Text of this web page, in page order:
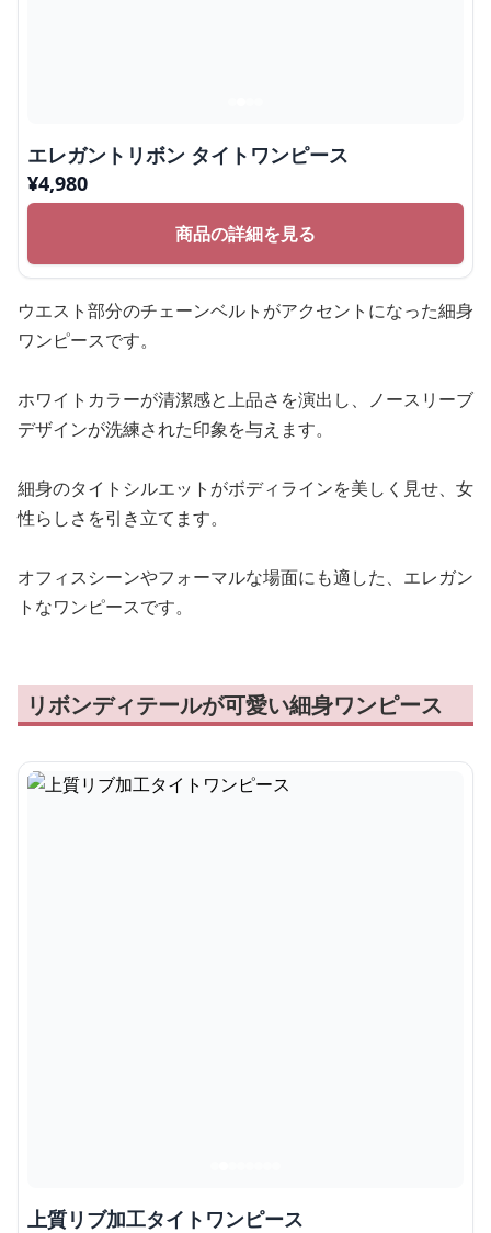
エレガントリボン タイトワンピース
¥4,980
商品の詳細を見る
ウエスト部分のチェーンベルトがアクセントになった細身
ワンピースです。
ホワイトカラーが清潔感と上品さを演出し、ノースリーブ
デザインが洗練された印象を与えます。
細身のタイトシルエットがボディラインを美しく見せ、女
性らしさを引き立てます。
オフィスシーンやフォーマルな場面にも適した、エレガン
トなワンピースです。
リボンディテールが可愛い細身ワンピース
上質リブ加工タイトワンピース